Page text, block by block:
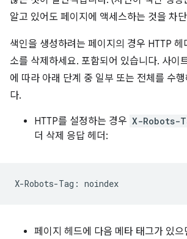
알고 있어도 페이지에 액세스하는 것을 차
색인을 생성하려는 페이지의 경우 HTTP 헤
소를 삭제하세요. 포함되어 있습니다. 사이
에 따라 아래 단계 중 일부 또는 전체를 수
다.
HTTP를 설정하는 경우 X-Robots-
더 삭제 응답 헤더:
페이지 헤드에 다음 메타 태그가 있으